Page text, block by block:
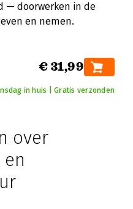
— doorwerken in de
en nemen.
€ 31,99
in huis | Gratis verzonden
over